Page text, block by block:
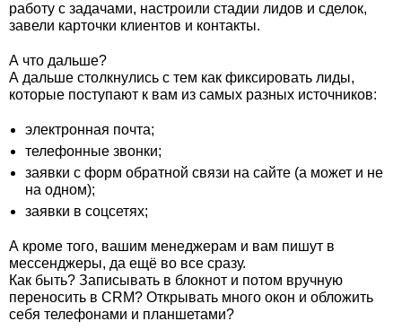
работу с задачами, настроили стадии лидов и сделок,
завели карточки клиентов и контакты.
А что дальше?
А дальше столкнулись с тем как фиксировать лиды,
которые поступают к вам из самых разных источников:
электронная почта;
телефонные звонки;
заявки с форм обратной связи на сайте (а может и не
на одном);
заявки в соцсетях;
А кроме того, вашим менеджерам и вам пишут в
мессенджеры, да ещё во все сразу.
Как быть? Записывать в блокнот и потом вручную
переносить в CRM? Открывать много окон и обложить
себя телефонами и планшетами?